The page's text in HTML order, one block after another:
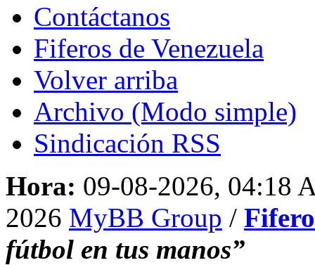
Contáctanos
Fiferos de Venezuela
Volver arriba
Archivo (Modo simple)
Sindicación RSS
Hora: 09-08-2026, 04:18
2026 MyBB Group /
fútbol en tus manos”